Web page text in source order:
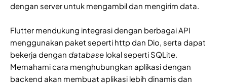
dengan server untuk mengambil dan mengirim data.
Flutter mendukung integrasi dengan berbagai API
menggunakan paket seperti http dan Dio, serta dapat
bekerja dengan database lokal seperti SQLite.
Memahami cara menghubungkan aplikasi dengan
backend akan membuat aplikasi lebih dinamis dan